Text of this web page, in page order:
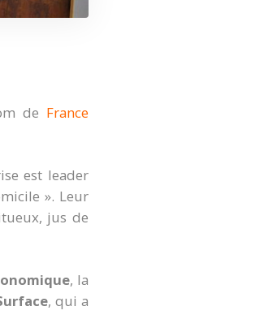
de France
est leader
». Leur
jus de
, la
, qui a